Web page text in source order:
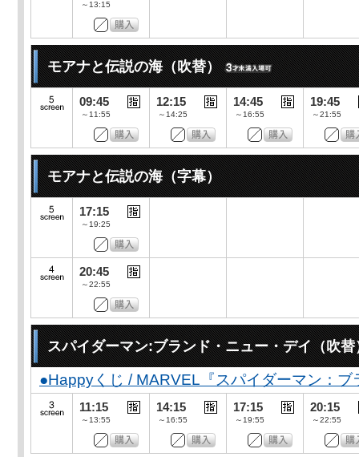
～13:15
モアナと伝説の海（吹替）
09:45
～11:55
12:15
～14:25
14:45
～16:55
19:45
～21:55
モアナと伝説の海（字幕）
17:15
～19:25
20:45
～22:55
スパイダーマン:ブランド・ニュー・デイ（吹替
●Happyくじ / MARVEL『スパイダーマン：
11:15
～13:55
14:15
～16:55
17:15
～19:55
20:15
～22:55